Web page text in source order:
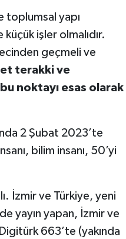
toplumsal yapı
işler olmalıdır.
geçmeli ve
terakki ve
noktayı esas olarak
2 Şubat 2023’te
bilim insanı, 50’yi
İzmir ve Türkiye, yeni
yayın yapan, İzmir ve
663’te (yakında